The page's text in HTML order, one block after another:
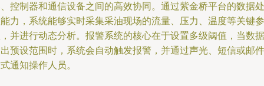
控制器和通信设备之间的高效协同。通过紫金桥平台的数据处
力，系统能够实时采集采油现场的流量、压力、温度等关键参
并进行动态分析。报警系统的核心在于设置多级阈值，当数据
预设范围时，系统会自动触发报警，并通过声光、短信或邮件
通知操作人员。